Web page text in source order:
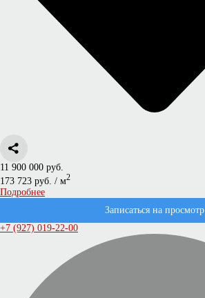
11 900 000 руб.
173 723 руб. / м2
Подробнее
Записаться на просмотр
+7 (927) 019-22-00